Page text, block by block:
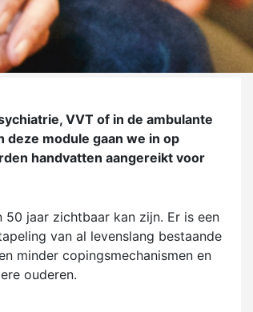
VVT of in de ambulante
module gaan we in op
handvatten aangereikt voor
jaar zichtbaar kan zijn. Er is een
van al levenslang bestaande
minder copingsmechanismen en
ouderen.